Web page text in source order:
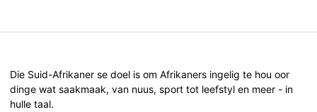
Die Suid-Afrikaner se doel is om Afrikaners ingelig te hou oor
dinge wat saakmaak, van nuus, sport tot leefstyl en meer - in
hulle taal.